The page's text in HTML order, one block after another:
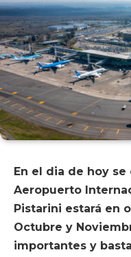
En el dia de hoy
Aeropuerto
Pistarini estará en
Octubre y
importantes y